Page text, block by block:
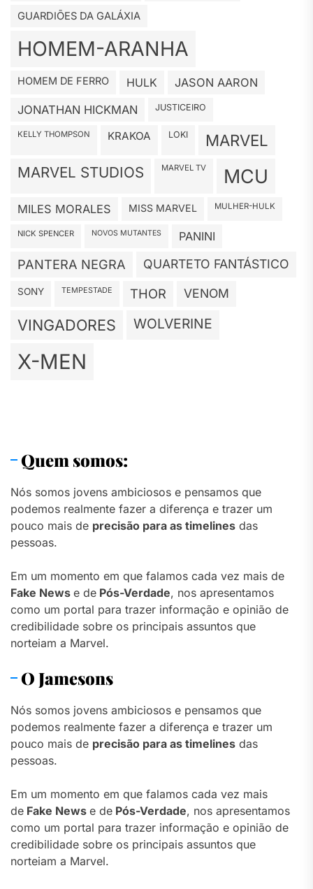
GUARDIÕES DA GALÁXIA
HOMEM-ARANHA
HOMEM DE FERRO HULK
JASON AARON
JONATHAN HICKMAN
JUSTICEIRO
KELLY THOMPSON KRAKOA LOKI MARVEL
MARVEL STUDIOS MARVEL TV MCU
MILES MORALES MISS MARVEL MULHER-HULK
NICK SPENCER NOVOS MUTANTES PANINI
PANTERA NEGRA QUARTETO FANTÁSTICO
SONY TEMPESTADE THOR VENOM
VINGADORES WOLVERINE
X-MEN
Quem somos:
Nós somos jovens ambiciosos e pensamos que
podemos realmente fazer a diferença e trazer um
pouco mais de precisão para as timelines das
pessoas.
Em um momento em que falamos cada vez mais de
Fake News e de Pós-Verdade, nos apresentamos
como um portal para trazer informação e opinião de
credibilidade sobre os principais assuntos que
norteiam a Marvel.
O Jamesons
Nós somos jovens ambiciosos e pensamos que
podemos realmente fazer a diferença e trazer um
pouco mais de precisão para as timelines das
pessoas.
Em um momento em que falamos cada vez mais
de Fake News e de Pós-Verdade, nos apresentamos
como um portal para trazer informação e opinião de
credibilidade sobre os principais assuntos que
norteiam a Marvel.